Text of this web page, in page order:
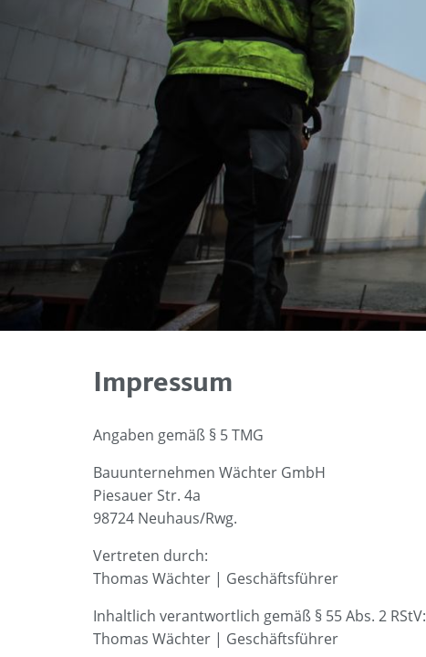
Impressum
Angaben gemäß § 5 TMG
Bauunternehmen Wächter GmbH
Piesauer Str. 4a
98724 Neuhaus/Rwg.
Vertreten durch:
Thomas Wächter | Geschäftsführer
Inhaltlich verantwortlich gemäß § 55 Abs. 2 RStV:
Thomas Wächter | Geschäftsführer